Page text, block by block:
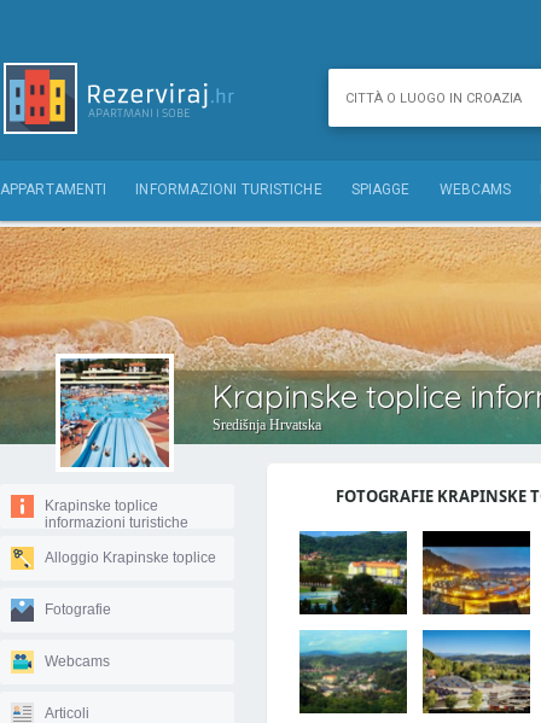
APPARTAMENTI INFORMAZIONI TURISTICHE SPIAGGE WEBCAMS
Krapinske toplice
Središnja Hrvatska
Krapinske toplice
informazioni turistiche
Alloggio Krapinske toplice
Fotografie
Webcams
Articoli
FOTOGRAFIE KRAPINSKE